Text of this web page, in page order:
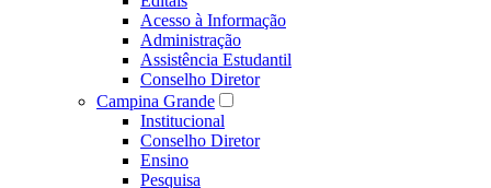
Acesso à Informação
Administração
Assistência Estudantil
Conselho Diretor
Campina Grande
Institucional
Conselho Diretor
Ensino
Pesquisa